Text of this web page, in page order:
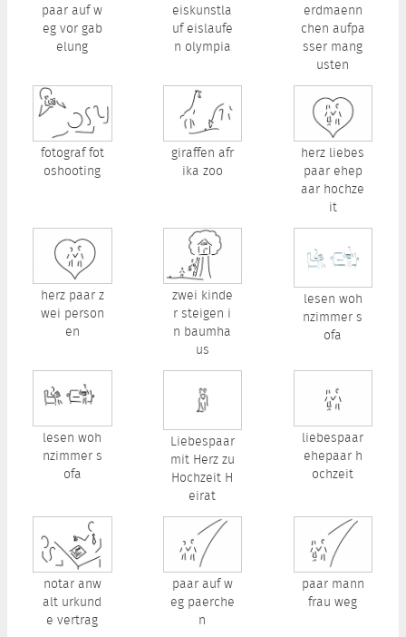
paar auf w
eg vor gab
elung
eiskunstla
uf eislaufe
n olympia
erdmaenn
chen aufpa
sser mang
usten
fotograf fot
oshooting
giraffen afr
ika zoo
herz liebes
paar ehep
aar hochze
it
herz paar z
wei person
en
zwei kinde
r steigen i
n baumha
us
lesen woh
nzimmer s
ofa
lesen woh
nzimmer s
ofa
Liebespaar
mit Herz zu
Hochzeit H
eirat
liebespaar
ehepaar h
ochzeit
notar anw
alt urkund
e vertrag
paar auf w
eg paerche
n
paar mann
frau weg